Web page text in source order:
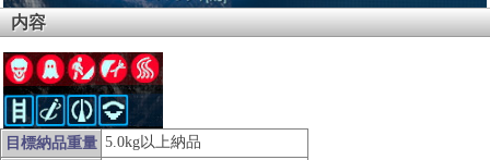
内容
目標納品重量 5.0kg以上納品